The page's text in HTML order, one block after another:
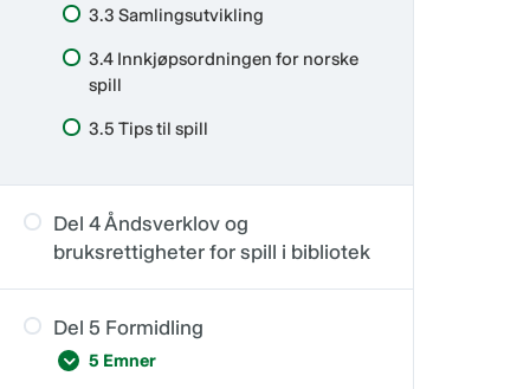
1.6 Ting å tenke på
3.3 Samlingsutvikling
3.4 Innkjøpsordningen for norske
spill
3.5 Tips til spill
Del 4 Åndsverklov og
bruksrettigheter for spill i bibliotek
Del 5 Formidling
5 Emner